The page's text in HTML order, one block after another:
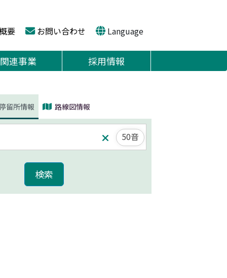
要 お問い合わせ Language
関連事業 採用情報
留所情報 路線図情報
50音